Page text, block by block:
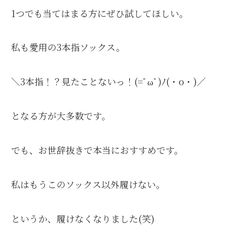
1つでも当てはまる方にぜひ試してほしい。
私も愛用の3本指ソックス。
＼3本指！？見たことないっ！(=ﾟωﾟ)ﾉ(・o・)／
となる方が大多数です。
でも、お世辞抜きで本当におすすめです。
私はもうこのソックス以外履けない。
というか、履けなくなりました(笑)